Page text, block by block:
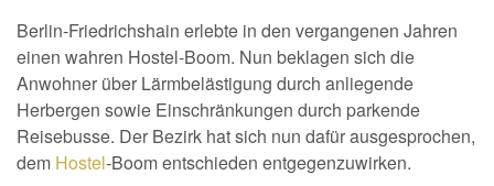
Berlin-Friedrichshain erlebte in den vergangenen Jahren
einen wahren Hostel-Boom. Nun beklagen sich die
Anwohner über Lärmbelästigung durch anliegende
Herbergen sowie Einschränkungen durch parkende
Reisebusse. Der Bezirk hat sich nun dafür ausgesprochen,
dem Hostel-Boom entschieden entgegenzuwirken.